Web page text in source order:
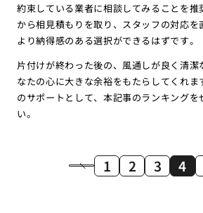
約束している業者に相談してみることを推
から相見積もりを取り、スタッフの対応を
より納得感のある選択ができるはずです。
片付けが終わった後の、風通しが良く清潔
なたの心に大きな余裕をもたらしてくれま
のサポートとして、本記事のランキングを
い。
1 2 3 4